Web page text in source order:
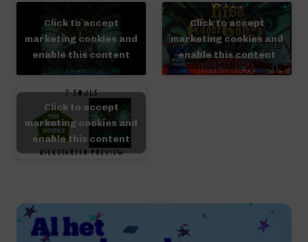
Click to accept
marketing cookies and
enable this content
Click to accept
marketing cookies and
enable this content
Click to accept
marketing cookies and
enable this content